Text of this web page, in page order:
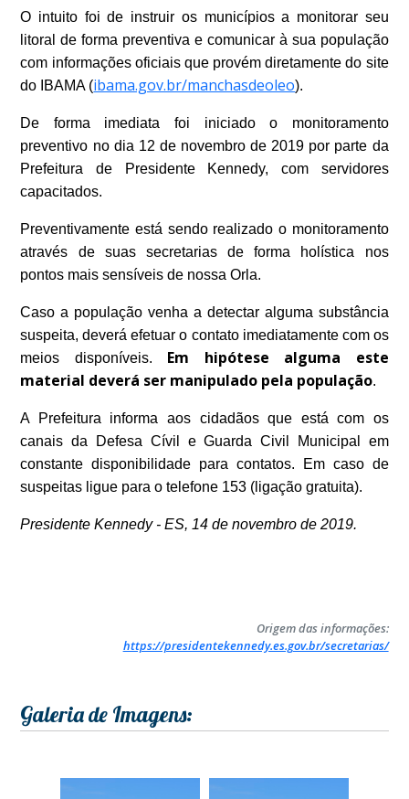
O intuito foi de instruir os municípios a monitorar seu
litoral de forma preventiva e comunicar à sua população
com informações oficiais que provém diretamente do site
do IBAMA (ibama.gov.br/manchasdeoleo).
De forma imediata foi iniciado o monitoramento
preventivo no dia 12 de novembro de 2019 por parte da
Prefeitura de Presidente Kennedy, com servidores
capacitados.
Preventivamente está sendo realizado o monitoramento
através de suas secretarias de forma holística nos
pontos mais sensíveis de nossa Orla.
Caso a população venha a detectar alguma substância
suspeita, deverá efetuar o contato imediatamente com os
meios disponíveis. Em hipótese alguma este
material deverá ser manipulado pela população.
A Prefeitura informa aos cidadãos que está com os
canais da Defesa Cívil e Guarda Civil Municipal em
constante disponibilidade para contatos. Em caso de
suspeitas ligue para o telefone 153 (ligação gratuita).
Presidente Kennedy - ES, 14 de novembro de 2019.
Origem das informações:
https://presidentekennedy.es.gov.br/secretarias/
Galeria de Imagens: